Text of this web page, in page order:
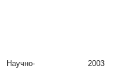
Научно-
2003